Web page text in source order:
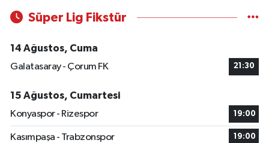
Süper Lig Fikstür
14 Ağustos, Cuma
Galatasaray - Çorum FK
21:30
15 Ağustos, Cumartesi
Konyaspor - Rizespor
19:00
Kasımpaşa - Trabzonspor 19:00